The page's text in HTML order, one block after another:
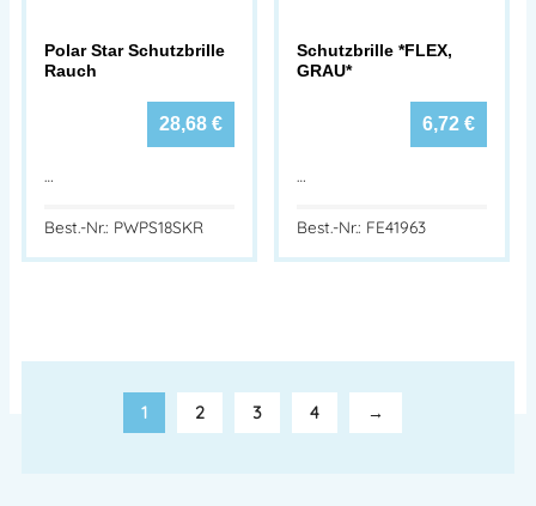
Polar Star Schutzbrille
Rauch
28,68 €
…
Best.-Nr.: PWPS18SKR
Schutzbrille *FLEX,
GRAU*
6,72 €
…
Best.-Nr.: FE41963
1 2 3 4 →